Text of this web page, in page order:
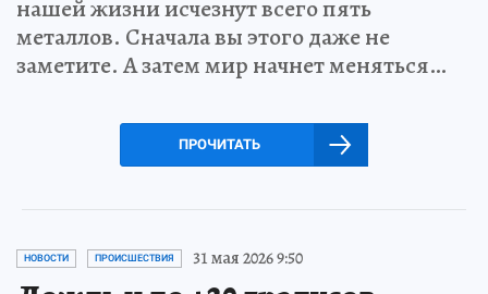
нашей жизни исчезнут всего пять
металлов. Сначала вы этого даже не
заметите. А затем мир начнет меняться…
ПРОЧИТАТЬ
НОВОСТИ ПРОИСШЕСТВИЯ 31 мая 2026 9:50